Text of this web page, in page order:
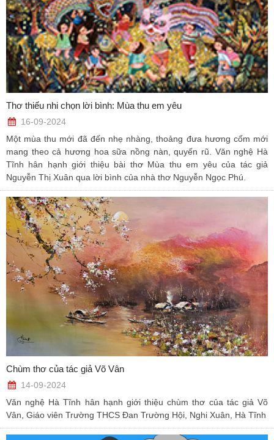
Thơ thiếu nhi chọn lời bình: Mùa thu em yêu
16-09-2024
Một mùa thu mới đã đến nhẹ nhàng, thoảng đưa hương cốm mới
mang theo cả hương hoa sữa nồng nàn, quyến rũ. Văn nghệ Hà
Tĩnh hân hạnh giới thiệu bài thơ Mùa thu em yêu của tác giả
Nguyễn Thị Xuân qua lời bình của nhà thơ Nguyễn Ngọc Phú.
Chùm thơ của tác giả Võ Vân
14-09-2024
Văn nghệ Hà Tĩnh hân hạnh giới thiệu chùm thơ của tác giả Võ
Vân, Giáo viên Trường THCS Đan Trường Hội, Nghi Xuân, Hà Tĩnh